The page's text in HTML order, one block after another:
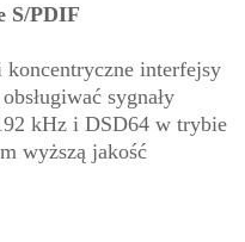
S/PDIF
interfejsy
sygnały
kHz i DSD64 w trybie
wyższą jakość